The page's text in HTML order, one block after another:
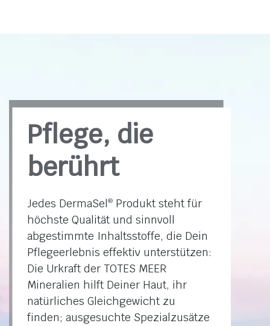
Pflege, die
berührt
Jedes DermaSel® Produkt steht für
höchste Qualität und sinnvoll
abgestimmte Inhaltsstoffe, die Dein
Pflegeerlebnis effektiv unterstützen:
Die Urkraft der TOTES MEER
Mineralien hilft Deiner Haut, ihr
natürliches Gleichgewicht zu
finden; ausgesuchte Spezialzusätze